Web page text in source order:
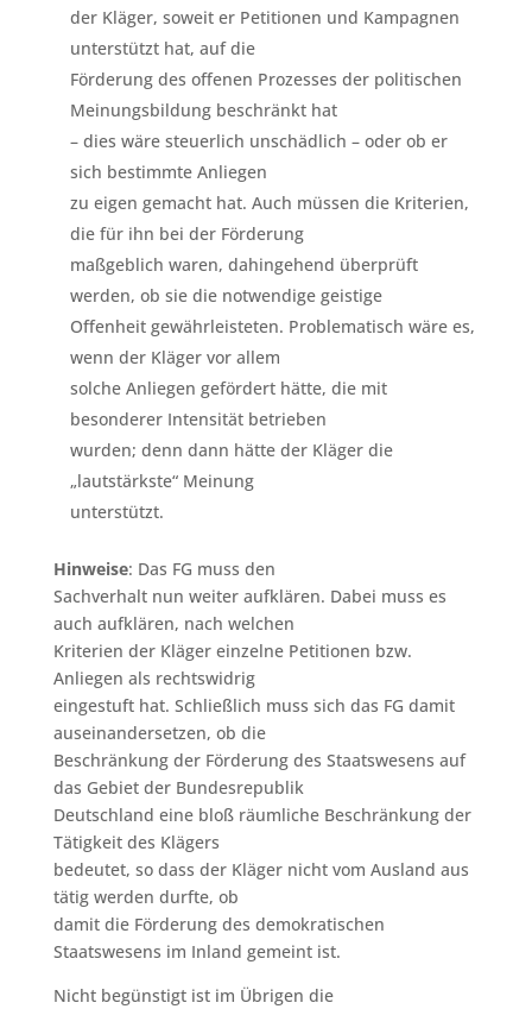
der Kläger, soweit er Petitionen und Kampagnen
unterstützt hat, auf die
Förderung des offenen Prozesses der politischen
Meinungsbildung beschränkt hat
– dies wäre steuerlich unschädlich – oder ob er
sich bestimmte Anliegen
zu eigen gemacht hat. Auch müssen die Kriterien,
die für ihn bei der Förderung
maßgeblich waren, dahingehend überprüft
werden, ob sie die notwendige geistige
Offenheit gewährleisteten. Problematisch wäre es,
wenn der Kläger vor allem
solche Anliegen gefördert hätte, die mit
besonderer Intensität betrieben
wurden; denn dann hätte der Kläger die
„lautstärkste“ Meinung
unterstützt.
Hinweise: Das FG muss den
Sachverhalt nun weiter aufklären. Dabei muss es
auch aufklären, nach welchen
Kriterien der Kläger einzelne Petitionen bzw.
Anliegen als rechtswidrig
eingestuft hat. Schließlich muss sich das FG damit
auseinandersetzen, ob die
Beschränkung der Förderung des Staatswesens auf
das Gebiet der Bundesrepublik
Deutschland eine bloß räumliche Beschränkung der
Tätigkeit des Klägers
bedeutet, so dass der Kläger nicht vom Ausland aus
tätig werden durfte, ob
damit die Förderung des demokratischen
Staatswesens im Inland gemeint ist.
Nicht begünstigt ist im Übrigen die